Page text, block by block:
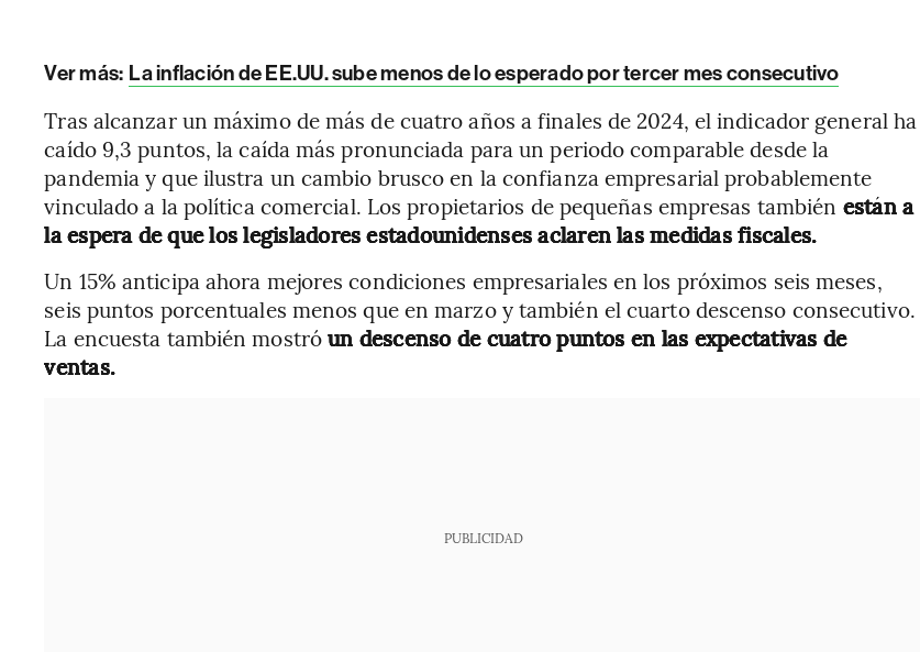
Ver más: La inflación de EE.UU. sube menos de lo esperado por tercer mes consecutivo
Tras alcanzar un máximo de más de cuatro años a finales de 2024, el indicador general ha
caído 9,3 puntos, la caída más pronunciada para un periodo comparable desde la
pandemia y que ilustra un cambio brusco en la confianza empresarial probablemente
vinculado a la política comercial. Los propietarios de pequeñas empresas también están a
la espera de que los legisladores estadounidenses aclaren las medidas fiscales.
Un 15% anticipa ahora mejores condiciones empresariales en los próximos seis meses,
seis puntos porcentuales menos que en marzo y también el cuarto descenso consecutivo.
La encuesta también mostróun descenso de cuatro puntos en las expectativas de
ventas.
PUBLICIDAD